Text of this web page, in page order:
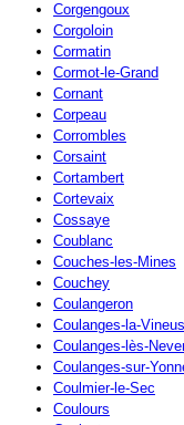
Corgengoux
Corgoloin
Cormatin
Cormot-le-Grand
Cornant
Corpeau
Corrombles
Corsaint
Cortambert
Cortevaix
Cossaye
Coublanc
Couches-les-Mines
Couchey
Coulangeron
Coulanges-la-
Coulanges-lès-
Coulanges-sur-
Coulmier-le-Sec
Coulours